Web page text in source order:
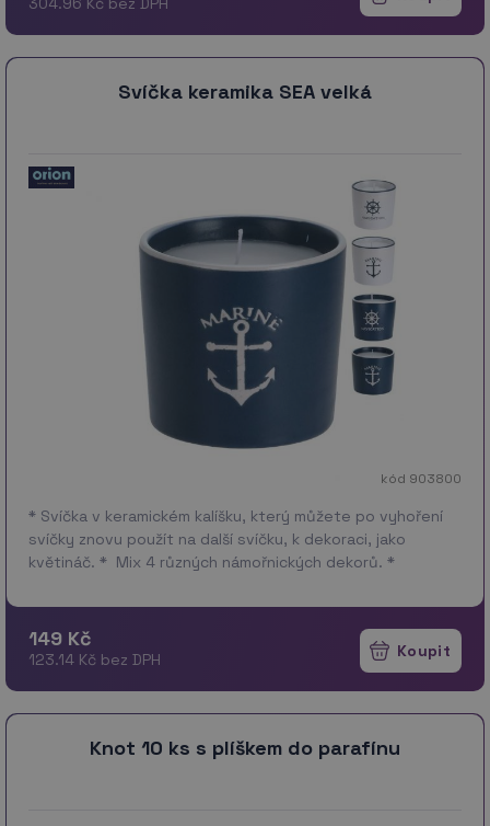
Svíčka keramika SEA velká
kód 903800
* Svíčka v keramickém kalíšku, který můžete po vyhoření
svíčky znovu použít na další svíčku, k dekoraci, jako
květináč. * Mix 4 různých námořnických dekorů. *
149 Kč
123.14 Kč bez DPH
Knot 10 ks s plíškem do parafínu